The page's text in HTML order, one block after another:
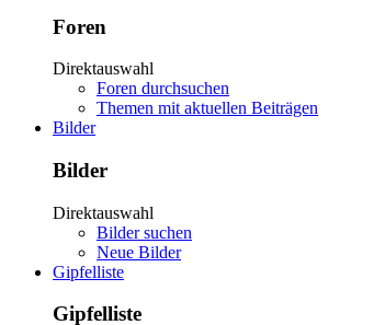
Foren
Direktauswahl
Foren durchsuchen
Themen mit aktuellen Beiträgen
Bilder
Bilder
Direktauswahl
Bilder suchen
Neue Bilder
Gipfelliste
Gipfelliste